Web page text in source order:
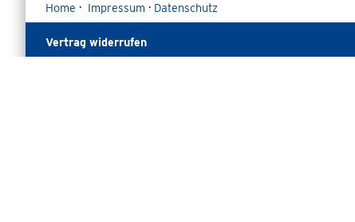
Home · Impressum · Datenschutz
Vertrag widerrufen